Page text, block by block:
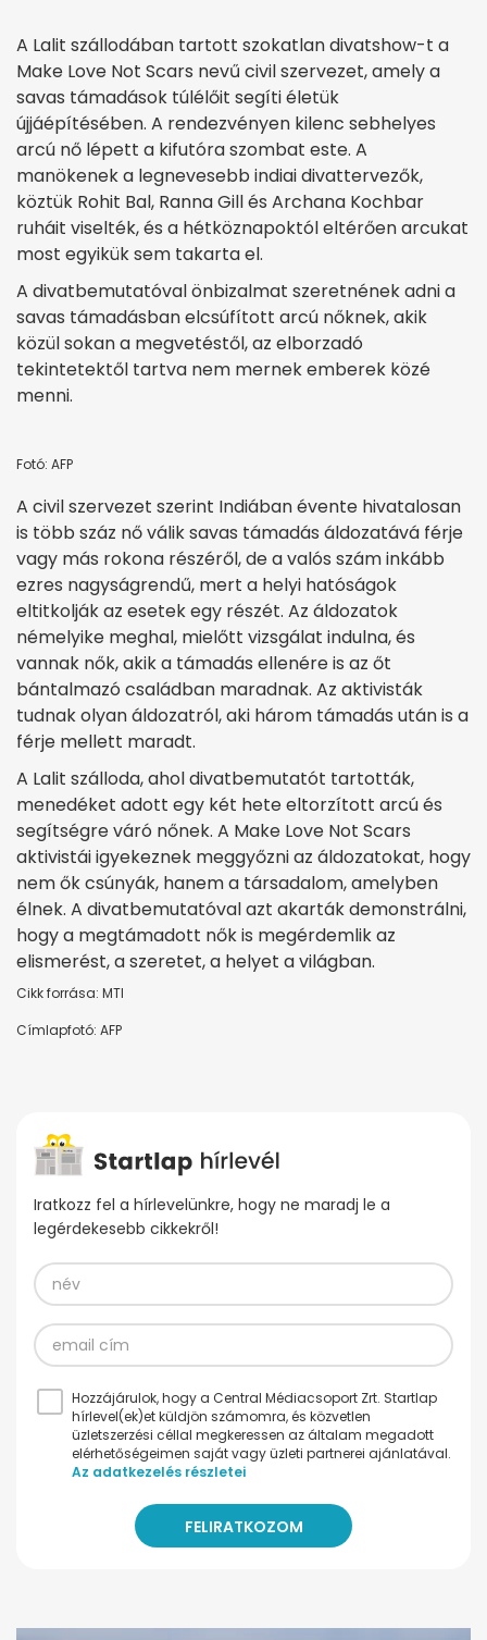
A Lalit szállodában tartott szokatlan divatshow-t a
Make Love Not Scars nevű civil szervezet, amely a
savas támadások túlélőit segíti életük
újjáépítésében. A rendezvényen kilenc sebhelyes
arcú nő lépett a kifutóra szombat este. A
manökenek a legnevesebb indiai divattervezők,
köztük Rohit Bal, Ranna Gill és Archana Kochbar
ruháit viselték, és a hétköznapoktól eltérően arcukat
most egyikük sem takarta el.
A divatbemutatóval önbizalmat szeretnének adni a
savas támadásban elcsúfított arcú nőknek, akik
közül sokan a megvetéstől, az elborzadó
tekintetektől tartva nem mernek emberek közé
menni.
Fotó: AFP
A civil szervezet szerint Indiában évente hivatalosan
is több száz nő válik savas támadás áldozatává férje
vagy más rokona részéről, de a valós szám inkább
ezres nagyságrendű, mert a helyi hatóságok
eltitkolják az esetek egy részét. Az áldozatok
némelyike meghal, mielőtt vizsgálat indulna, és
vannak nők, akik a támadás ellenére is az őt
bántalmazó családban maradnak. Az aktivisták
tudnak olyan áldozatról, aki három támadás után is a
férje mellett maradt.
A Lalit szálloda, ahol divatbemutatót tartották,
menedéket adott egy két hete eltorzított arcú és
segítségre váró nőnek. A Make Love Not Scars
aktivistái igyekeznek meggyőzni az áldozatokat, hogy
nem ők csúnyák, hanem a társadalom, amelyben
élnek. A divatbemutatóval azt akarták demonstrálni,
hogy a megtámadott nők is megérdemlik az
elismerést, a szeretet, a helyet a világban.
Cikk forrása: MTI
Címlapfotó: AFP
Iratkozz fel a hírlevelünkre, hogy ne maradj le a
legérdekesebb cikkekről!
Hozzájárulok, hogy a Central Médiacsoport Zrt. Startlap
hírlevel(ek)et küldjön számomra, és közvetlen
üzletszerzési céllal megkeressen az általam megadott
elérhetőségeimen saját vagy üzleti partnerei ajánlatával.
Az adatkezelés részletei